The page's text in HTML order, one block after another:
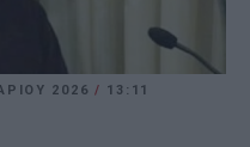
2026 / 13:11